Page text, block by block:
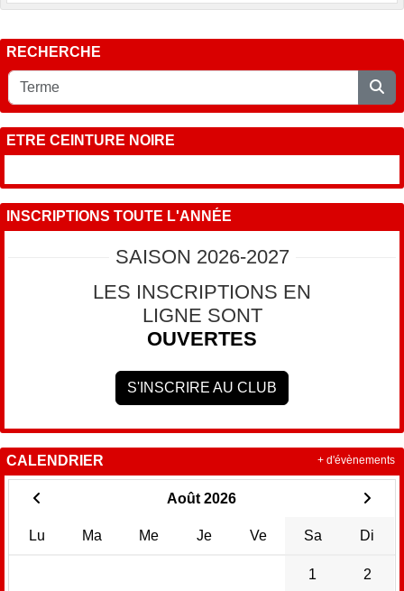
RECHERCHE
ETRE CEINTURE NOIRE
INSCRIPTIONS TOUTE L'ANNÉE
SAISON 2026-2027
LES INSCRIPTIONS EN
LIGNE SONT
OUVERTES
S'INSCRIRE AU CLUB
CALENDRIER
Août 2026
Lu Ma Me Je Ve Sa Di
1 2
+ d'évènements